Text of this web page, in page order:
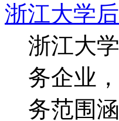
浙江大学
浙江大
务企业
务范围